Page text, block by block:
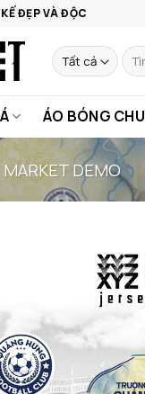
ĐẸP VÀ ĐỘC
Tìm
ÁO BÓNG
MARKET DEMO